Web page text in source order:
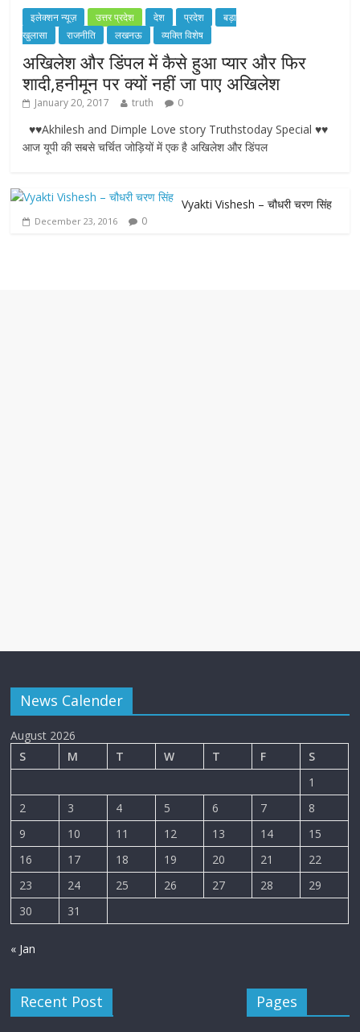
इलेक्शन न्यूज़ उत्तर प्रदेश देश प्रदेश
बड़ा
खुलासा
राजनीति लखनऊ व्यक्ति विशेष
अखिलेश और डिंपल में कैसे हुआ प्यार और फिर
शादी,हनीमून पर क्यों नहीं जा पाए अखिलेश
January 20, 2017 truth 0
♥♥Akhilesh and Dimple Love story Truthstoday Special ♥♥
आज यूपी की सबसे चर्चित जोड़ियों में एक है अखिलेश और डिंपल
Vyakti Vishesh – चौधरी चरण सिंह
December 23, 2016 0
News Calender
August 2026
S
M T W T F
S
1
2
3 4 5 6 7
8
9
10 11 12 13 14
15
16
17 18 19 20 21
22
23
24 25 26 27 28
29
30
31
« Jan
Recent Post Pages